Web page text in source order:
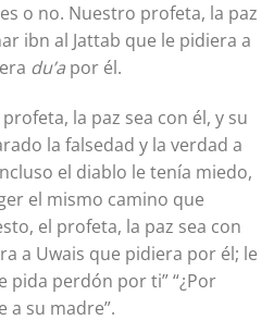
o no. Nuestro profeta, la paz
ibn al Jattab que le pidiera a
du’a por él.
la paz sea con él, y su
la falsedad y la verdad a
el diablo le tenía miedo,
el mismo camino que
el profeta, la paz sea con
a Uwais que pidiera por él; le
pida perdón por ti” “¿Por
a su madre”.